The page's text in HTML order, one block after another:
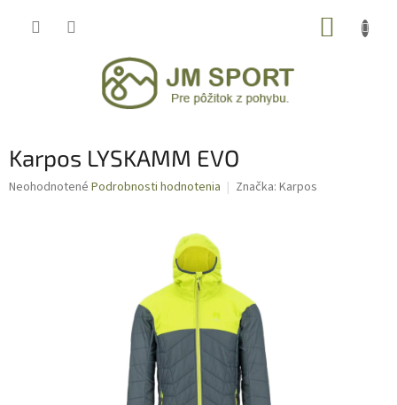
Karpos LYSKAMM EVO
Priemerné
Neohodnotené Podrobnosti hodnotenia Značka: Karpos